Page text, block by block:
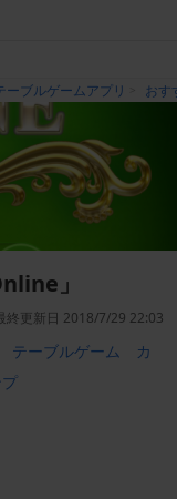
ーブルゲームアプリ おす
」
終更新日 2018/7/29 22:03
テーブルゲーム
カ
プ